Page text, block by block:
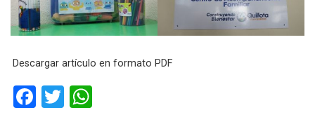
Descargar artículo en formato PDF
F
T